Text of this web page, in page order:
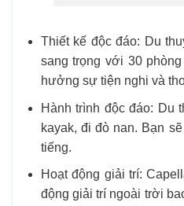
Thiết kế độc đáo: Du
sang trọng với 30
hưởng sự tiện nghi và
Hành trình độc đáo: Du
kayak, đi đò nan. Bạn
tiếng.
Hoạt động giải trí:
động giải trí ngoài trời